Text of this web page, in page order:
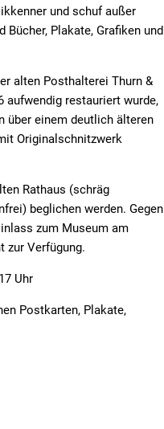
und schuf außer
Bücher, Plakate, Grafiken und
alten Posthalterei Thurn &
aufwendig restauriert wurde,
über einem deutlich älteren
Originalschnitzwerk
Rathaus (schräg
beglichen werden. Gegen
zum Museum am
zur Verfügung.
Uhr
Postkarten, Plakate,